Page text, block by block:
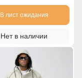
В лист ожидания
Нет в наличии